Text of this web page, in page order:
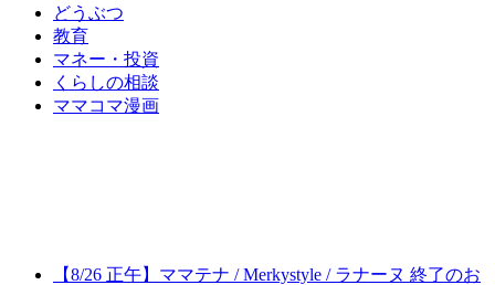
どうぶつ
教育
マネー・投資
くらしの相談
ママコマ漫画
【8/26 正午】ママテナ / Merkystyle / ラナーヌ 終了のお